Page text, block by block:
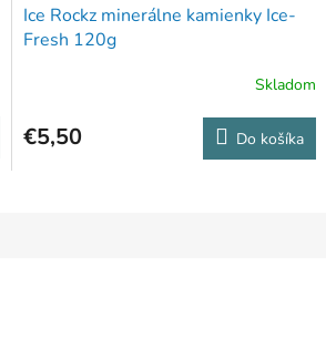
Ice Rockz minerálne kamienky Ice-
Fresh 120g
Skladom
€5,50 Do košíka